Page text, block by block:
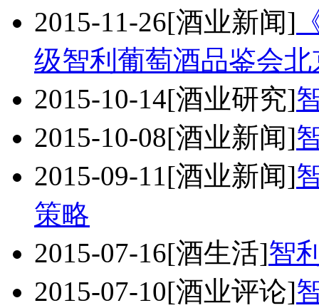
2015-11-26[酒业新闻]
级智利葡萄酒品鉴会北
2015-10-14[酒业研究]
2015-10-08[酒业新闻]
2015-09-11[酒业新闻]
策略
2015-07-16[酒生活]智
2015-07-10[酒业评论]